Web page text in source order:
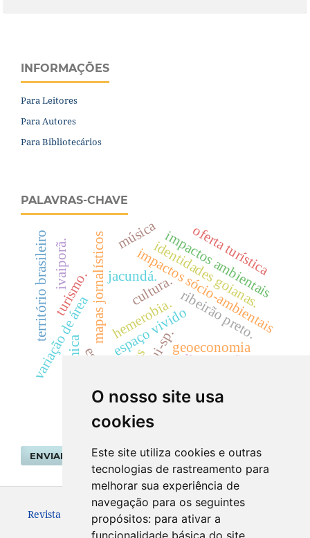
O nosso site usa
cookies
Este site utiliza cookies e outras
tecnologias de rastreamento para
melhorar sua experiência de
navegação para os seguintes
propósitos: para ativar a
funcionalidade básica do site.
INFORMAÇÕES
Para Leitores
Para Autores
Para Bibliotecários
PALAVRAS-CHAVE
mapas jornalísticos
birigui-sp.
impactos sócio-ambientais
jacundá.
ribeirão preto.
espaço vivido
cultura.
variação de área
território brasileiro identidades goianas.
geoeconomia
turismo.
trilhas
impactos ambientais
oferta turística
sedimentação
hemerobia.
escola
ivaiporã.
música
dinâmica
ENVIAR SUBMISSÃO
Revista Geografar ISSN: 1981-089X